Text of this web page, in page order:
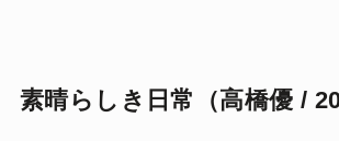
素晴らしき日常（高橋優 /